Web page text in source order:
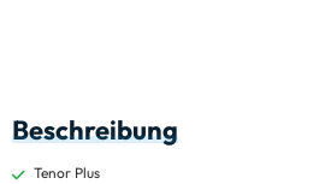
Beschreibung
Tenor Plus